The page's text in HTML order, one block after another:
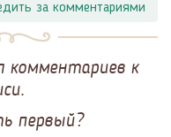
за комментариями
комментариев к
первый?